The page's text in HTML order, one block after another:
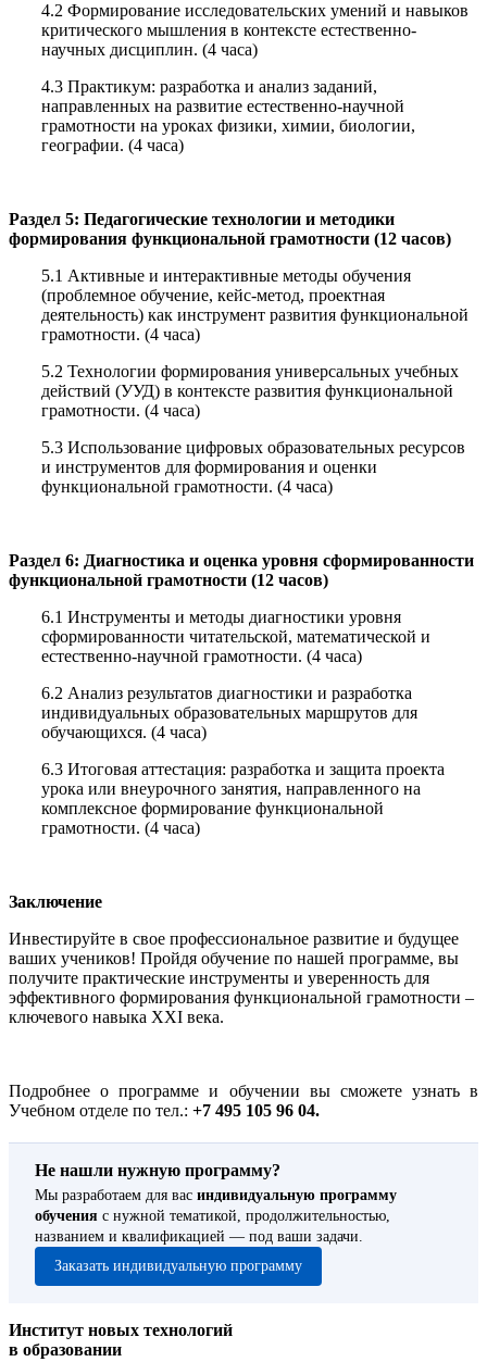
4.2 Формирование исследовательских умений и навыков
критического мышления в контексте естественно-
научных дисциплин. (4 часа)
4.3 Практикум: разработка и анализ заданий,
направленных на развитие естественно-научной
грамотности на уроках физики, химии, биологии,
географии. (4 часа)
Раздел 5: Педагогические технологии и методики
формирования функциональной грамотности (12 часов)
5.1 Активные и интерактивные методы обучения
(проблемное обучение, кейс-метод, проектная
деятельность) как инструмент развития функциональной
грамотности. (4 часа)
5.2 Технологии формирования универсальных учебных
действий (УУД) в контексте развития функциональной
грамотности. (4 часа)
5.3 Использование цифровых образовательных ресурсов
и инструментов для формирования и оценки
функциональной грамотности. (4 часа)
Раздел 6: Диагностика и оценка уровня сформированности
функциональной грамотности (12 часов)
6.1 Инструменты и методы диагностики уровня
сформированности читательской, математической и
естественно-научной грамотности. (4 часа)
6.2 Анализ результатов диагностики и разработка
индивидуальных образовательных маршрутов для
обучающихся. (4 часа)
6.3 Итоговая аттестация: разработка и защита проекта
урока или внеурочного занятия, направленного на
комплексное формирование функциональной
грамотности. (4 часа)
Заключение
Инвестируйте в свое профессиональное развитие и будущее
ваших учеников! Пройдя обучение по нашей программе, вы
получите практические инструменты и уверенность для
эффективного формирования функциональной грамотности –
ключевого навыка XXI века.
Подробнее о программе и обучении вы сможете узнать в
Учебном отделе по тел.: +7 495 105 96 04.
Не нашли нужную программу?
Мы разработаем для вас индивидуальную программу
обучения с нужной тематикой, продолжительностью,
названием и квалификацией — под ваши задачи.
Заказать индивидуальную программу
Институт новых технологий
в образовании